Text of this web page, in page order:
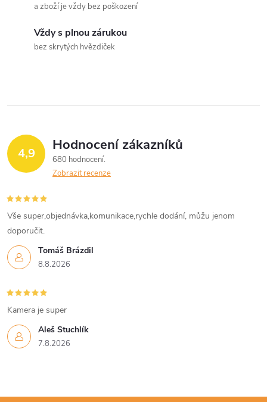
r
v
k
v
ý
p
i
s
u
a zboží je vždy bez poškození
Vždy s plnou zárukou
bez skrytých hvězdiček
4,9 Hodnocení zákazníků
680 hodnocení
Zobrazit recenze
Tomáš Brázdil
8.8.2026
Vše super,objednávka,komunikace,rychle dodání, můžu jenom
doporučit.
Aleš Stuchlík
7.8.2026
Kamera je super